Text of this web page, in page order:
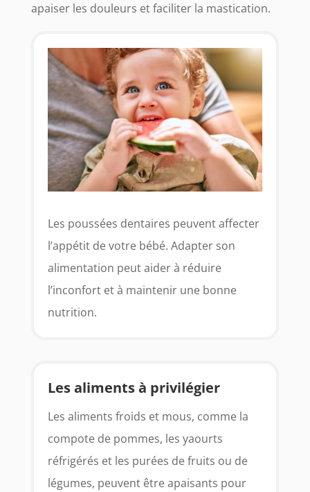
apaiser les douleurs et faciliter la mastication.
Les poussées dentaires peuvent affecter
l’appétit de votre bébé. Adapter son
alimentation peut aider à réduire
l’inconfort et à maintenir une bonne
nutrition.
Les aliments à privilégier
Les aliments froids et mous, comme la
compote de pommes, les yaourts
réfrigérés et les purées de fruits ou de
légumes, peuvent être apaisants pour